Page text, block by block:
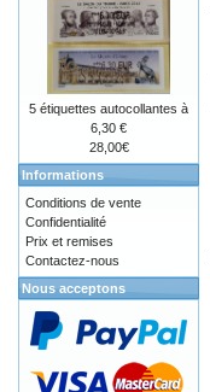
5 étiquettes autocollantes à
6,30 €
28,00€
Informations
Conditions de vente
Confidentialité
Prix et remises
Contactez-nous
Nous acceptons